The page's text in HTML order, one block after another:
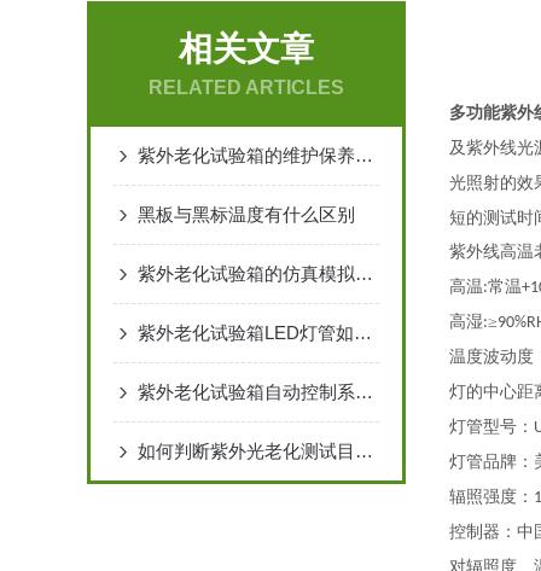
相关文章
RELATED ARTICLES
紫外老化试验箱的维护保养方法
黑板与黑标温度有什么区别
紫外老化试验箱的仿真模拟气侯老化3因素
紫外老化试验箱LED灯管如何拆换
紫外老化试验箱自动控制系统的详细介绍
如何判断紫外光老化测试目的是否达到
多功能紫外
及紫外线光
光照射的效
短的测试时
紫外线高温
高温:常温
高湿:≥
温度波动度
灯的中心距
灯管型号：
灯管品牌：
辐照强度：
控制器：中
对辐照度、